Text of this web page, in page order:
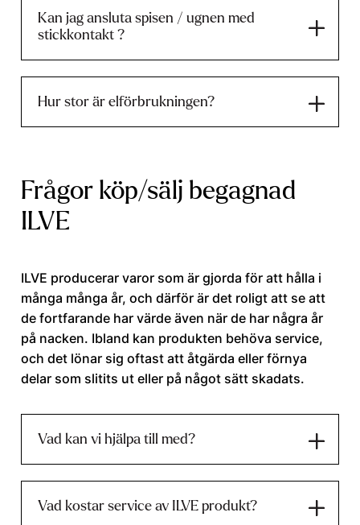
Kan jag ansluta spisen / ugnen med
stickkontakt ?
Hur stor är elförbrukningen?
Frågor köp/sälj begagnad
ILVE
ILVE producerar varor som är gjorda för att hålla i
många många år, och därför är det roligt att se att
de fortfarande har värde även när de har några år
på nacken. Ibland kan produkten behöva service,
och det lönar sig oftast att åtgärda eller förnya
delar som slitits ut eller på något sätt skadats.
Vad kan vi hjälpa till med?
Vad kostar service av ILVE produkt?